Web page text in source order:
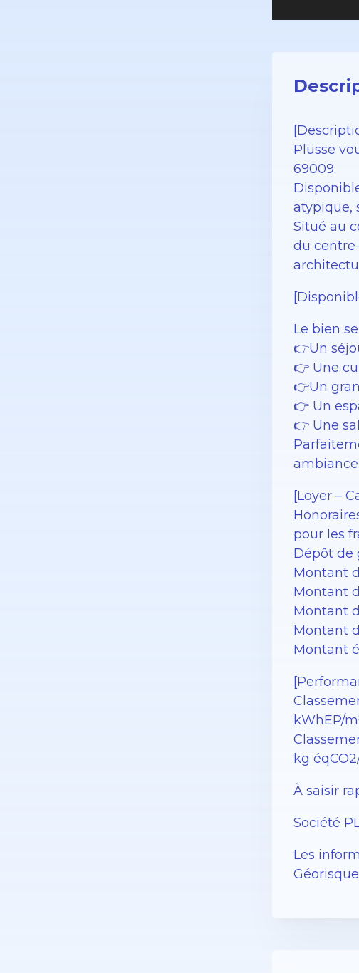
Plusse
69009.
atypique,
Situé au
du
Le bien
👉Un
👉 Une
👉Un
👉 Un
👉 Une
[Loyer –
pour les
Dépôt de
Montant
Montant
Montant
Montant
Montant
kWhEP/
kg
À saisir
Société
Les